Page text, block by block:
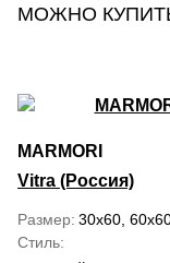
МОЖНО
MARMORI
Vitra (Россия)
Размер 30x60,
Стиль